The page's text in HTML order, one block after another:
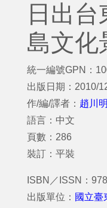
日出台
島文化
統一編號GPN：
出版日期：2010/
作/編/譯者： 趙川明
語言：中文
頁數：286
裝訂：平裝
ISBN／ISSN：
出版單位： 國立臺